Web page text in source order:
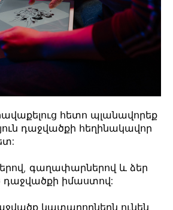
հետո պլանավորեք
դաջվածքի հեղինակավոր
գաղափարներով և ձեր
իմաստով:
կատարողներն ունեն